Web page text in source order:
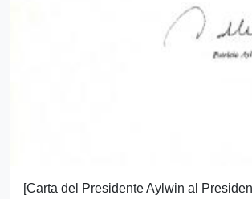
[Carta del Presidente Aylwin al